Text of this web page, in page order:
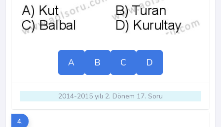
A B C D
2014-2015 yılı 2. Dönem 17. Soru
4.